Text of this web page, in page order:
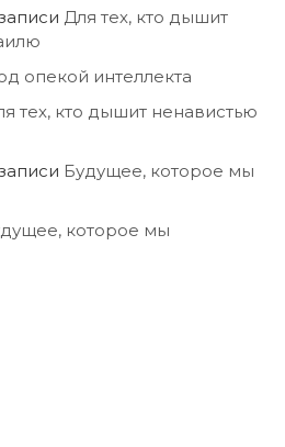
Для тех, кто дышит
опекой интеллекта
тех, кто дышит ненавистью
Будущее, которое мы
которое мы